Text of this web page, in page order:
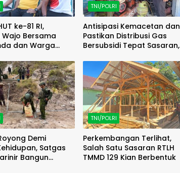
ke-81 RI,
Bersama
dan Warga
TNI/POLRI
Antisipasi Kemacetan dan
Pastikan Distribusi Gas
Bersubsidi Tepat Sasaran,
Patroli
Demi
Satgas
Bangun
TNI/POLRI
Perkembangan Terlihat,
Salah Satu Sasaran RTLH
TMMD 129 Kian Berbentuk